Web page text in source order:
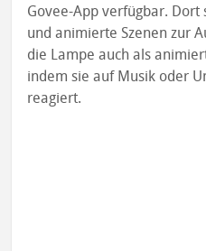
Govee-App verfügbar. Dort
und animierte Szenen zur
die Lampe auch als
indem sie auf Musik oder
reagiert.